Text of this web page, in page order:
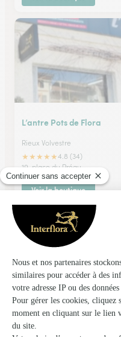
L’antre Pots de Flora
Rieux Volvestre
★★★★★4.8 (34)
19, place du Préau
Voir la boutique
Al’o Fleurs